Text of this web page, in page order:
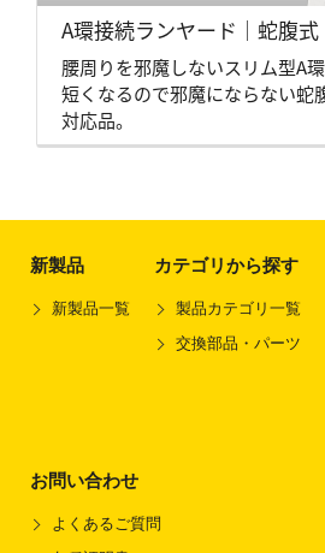
A環接続ランヤード｜蛇腹式
腰周りを邪魔しないスリム型A環
短くなるので邪魔にならない蛇
対応品。
新製品
新製品一覧
カテゴリから探す
製品カテゴリ一覧
交換部品・パーツ
お問い合わせ
よくあるご質問